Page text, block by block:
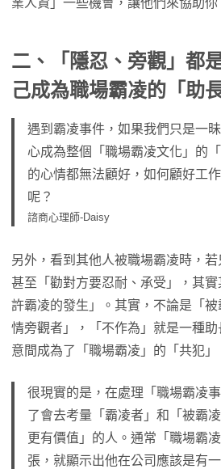
業人資」一些機會，讓他們來協助你
二、「隱忍、旁觀」都
己成為職場霸凌的「助
遇到霸凌事件，如果我們只是一
心成為整個「職場霸凌文化」的
的心情都無法顧好，如何顧好工
呢？
諮商心理師-Daisy
另外，看到其他人被職場霸凌時，若
甚至「勸對方要忍耐、承受」，其
許霸凌的發生」。其實，不論是「
情旁觀者」，「不作為」就是一種
意間成為了「職場霸凌」的「共犯」
很現實的是，在處理「職場霸凌
了會去考量「霸凌者」和「被霸
更有價值」的人。通常「職場霸
張，就顯示出他在公司應該是有